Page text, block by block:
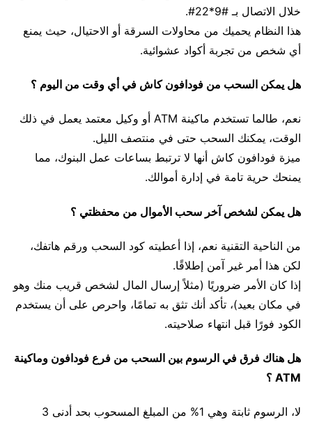
خلال الاتصال بـ #9*22#.
هذا النظام يحميك من محاولات السرقة أو الاحتيال، حيث يمنع
أي شخص من تجربة أكواد عشوائية.
هل يمكن السحب من فودافون كاش في أي وقت من اليوم ؟
نعم، طالما تستخدم ماكينة ATM أو وكيل معتمد يعمل في ذلك
الوقت، يمكنك السحب حتى في منتصف الليل.
ميزة فودافون كاش أنها لا ترتبط بساعات عمل البنوك، مما
يمنحك حرية تامة في إدارة أموالك.
هل يمكن لشخص آخر سحب الأموال من محفظتي ؟
من الناحية التقنية نعم، إذا أعطيته كود السحب ورقم هاتفك،
لكن هذا أمر غير آمن إطلاقًا.
إذا كان الأمر ضروريًا (مثلاً إرسال المال لشخص قريب منك وهو
في مكان بعيد)، تأكد أنك تثق به تمامًا، واحرص على أن يستخدم
الكود فورًا قبل انتهاء صلاحيته.
هل هناك فرق في الرسوم بين السحب من فرع فودافون وماكينة
ATM ؟
لا، الرسوم ثابتة وهي 1% من المبلغ المسحوب بحد أدنى 3